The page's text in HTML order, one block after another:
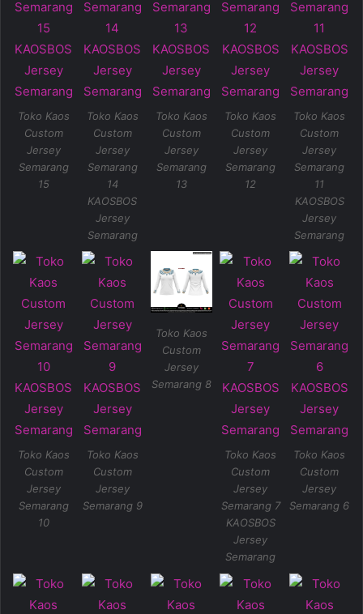
Toko Kaos
Custom
Jersey
Semarang
15
Toko Kaos
Custom
Jersey
Semarang
14
KAOSBOS
Jersey
Semarang
Toko Kaos
Custom
Jersey
Semarang
13
Toko Kaos
Custom
Jersey
Semarang
12
Toko Kaos
Custom
Jersey
Semarang
11
KAOSBOS
Jersey
Semarang
Toko Kaos
Custom
Jersey
Semarang
10
Toko Kaos
Custom
Jersey
Semarang 9
Toko Kaos
Custom
Jersey
Semarang 8
Toko Kaos
Custom
Jersey
Semarang 7
KAOSBOS
Jersey
Semarang
Toko Kaos
Custom
Jersey
Semarang 6